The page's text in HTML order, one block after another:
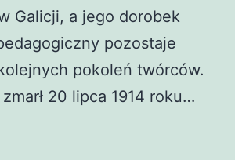
Galicji, a jego dorobek
pozostaje
pokoleń twórców.
20 lipca 1914 roku…